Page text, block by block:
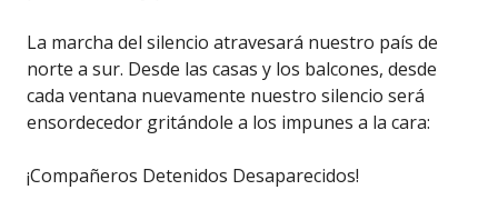
La marcha del silencio atravesará nuestro país de
norte a sur. Desde las casas y los balcones, desde
cada ventana nuevamente nuestro silencio será
ensordecedor gritándole a los impunes a la cara:
¡Compañeros Detenidos Desaparecidos!